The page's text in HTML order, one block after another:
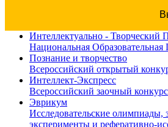
Интеллектуально - Творческий
Национальная Образовательная
Познание и творчество
Всероссийский открытый
Интеллект-Экспресс
Всероссийский заочный конкурс
Эврикум
Исследовательские олимпиады,
эксперименты и реферативно-